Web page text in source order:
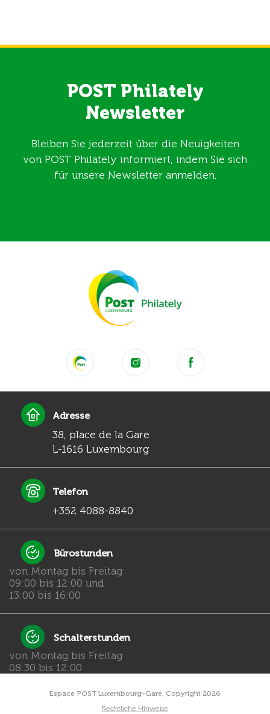
POST Philately
Newsletter
Bleiben Sie jederzeit über die Neuigkeiten
von POST Philately informiert, indem Sie sich
für unsere Newsletter anmelden.
Adresse
38, place de la Gare
L-1616 Luxembourg
Telefon
+352 4088-8840
Bürostunden
von Montag bis Freitag
09:00 bis 12:00 und
13:00 bis 16:00
Schalterstunden
von Montag bis Freitag
08:30 bis 12:00